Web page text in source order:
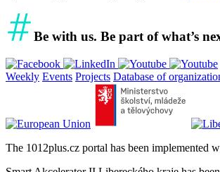
Be with us. Be part of what’s
Weekly Events Projects Database of
The 1012plus.cz portal has been implemented